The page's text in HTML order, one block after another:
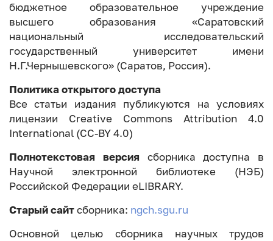
бюджетное образовательное учреждение
высшего образования «Саратовский
национальный исследовательский
государственный университет имени
Н.Г.Чернышевского» (Саратов, Россия).
Политика открытого доступа
Все статьи издания публикуются на условиях
лицензии Creative Commons Attribution 4.0
International (CC-BY 4.0)
Полнотекстовая версия сборника доступна в
Научной электронной библиотеке (НЭБ)
Российской Федерации eLIBRARY.
Старый сайтсборника: ngch.sgu.ru
Основной целью сборника научных трудов